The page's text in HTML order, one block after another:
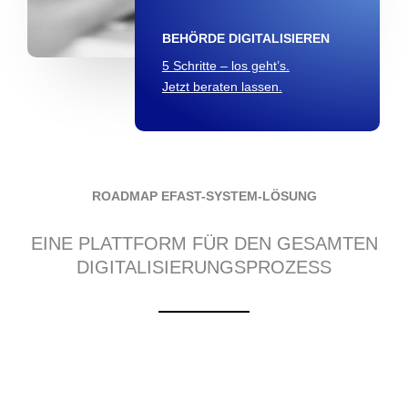
BEHÖRDE DIGITALISIEREN
5 Schritte – los geht’s.
Jetzt beraten lassen.
ROADMAP EFAST-SYSTEM-LÖSUNG
EINE PLATTFORM FÜR DEN GESAMTEN
DIGITALISIERUNGSPROZESS